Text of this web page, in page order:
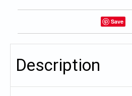
Save
Description